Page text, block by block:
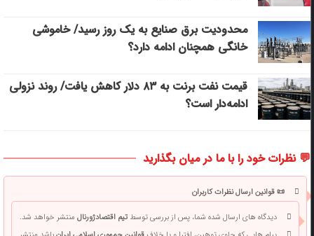
محدودیت برق صنایع به یک روز رسید/ خاموشی
خانگی همچنان ادامه دارد؟
قیمت نفت برنت به ۸۳ دلار کاهش یافت/ روند نزولی
ادامه‌دار است؟
💬 نظرات خود را با ما در میان بگذارید
📜 قوانین ارسال نظرات کاربران
دیدگاه های ارسال شده شما، پس از بررسی توسطتیم اقتصادژورنالمنتشر خواهد شد.